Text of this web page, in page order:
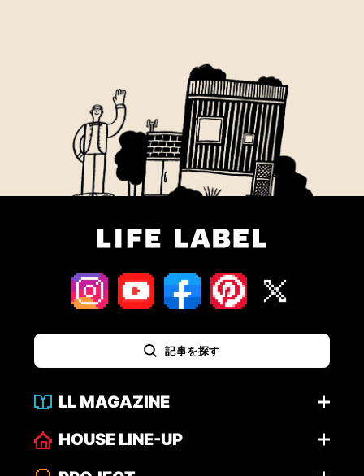
記事を探す
LL MAGAZINE
HOUSE LINE-UP